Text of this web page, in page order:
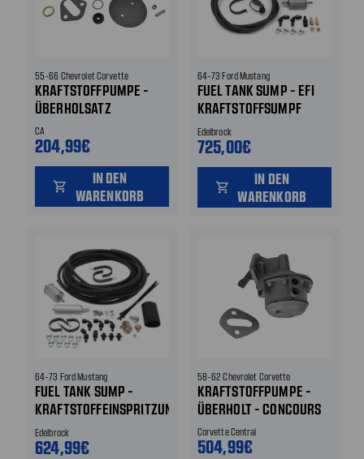
55-66 Chevrolet Corvette
KRAFTSTOFFPUMPE -
ÜBERHOLSATZ
CA
204,99€
shopping_cart
IN DEN
WARENKORB
64-73 Ford Mustang
FUEL TANK SUMP - EFI
KRAFTSTOFFSUMPF
KOMPLETTSATZ
Edelbrock
725,00€
shopping_cart
IN DEN
WARENKORB
64-73 Ford Mustang
FUEL TANK SUMP -
KRAFTSTOFFEINSPRITZUNG
UND RÜCKLAUFLEITUNG
Edelbrock
624,99€
58-62 Chevrolet Corvette
KRAFTSTOFFPUMPE -
ÜBERHOLT - CONCOURS
Corvette Central
504,99€